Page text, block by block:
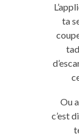
ta
Ou
c’est